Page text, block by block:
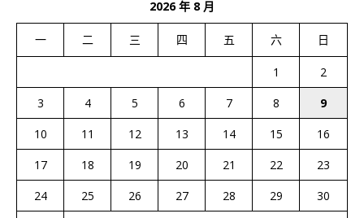
2026 年 8 月
一 二 三 四 五 六 日
1
2
3
4 5 6 7 8
9
10
11 12 13 14 15
16
17
18 19 20 21 22
23
24
25 26 27 28 29
30